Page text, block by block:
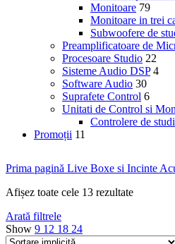
Monitoare 79
Monitoare in trei
Subwoofere de
Preamplificatoare de
Procesoare Studio 22
Sisteme Audio DSP 4
Software Audio 30
Suprafete Control 6
Unitati de Control si
Controlere de
Promoții 11
Prima pagină Live Boxe si Incinte
Afișez toate cele 13 rezultate
Arată filtrele
Show 9 12 18 24